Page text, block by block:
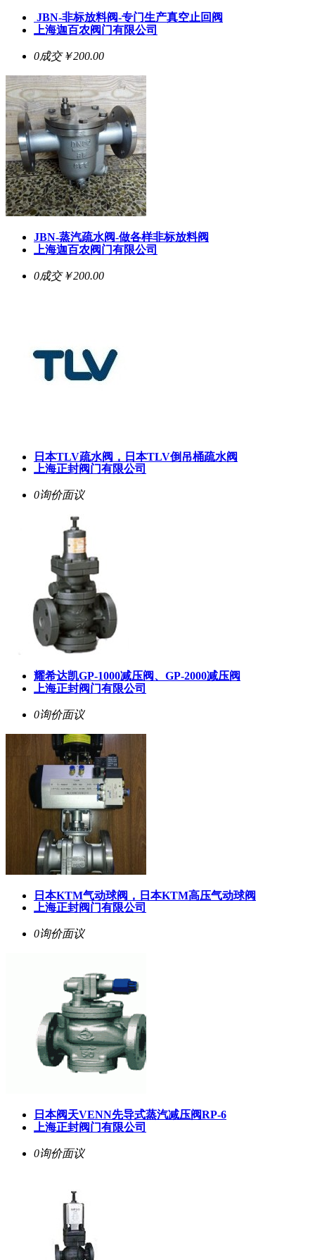
JBN-非标放料阀-专门生产真空止回阀
上海迦百农阀门有限公司
0成交￥200.00
JBN-蒸汽疏水阀-做各样非标放料阀
上海迦百农阀门有限公司
0成交￥200.00
日本TLV疏水阀，日本TLV倒吊桶疏水阀
上海正封阀门有限公司
0询价面议
耀希达凯GP-1000减压阀、GP-2000减压阀
上海正封阀门有限公司
0询价面议
日本KTM气动球阀，日本KTM高压气动球阀
上海正封阀门有限公司
0询价面议
日本阀天VENN先导式蒸汽减压阀RP-6
上海正封阀门有限公司
0询价面议